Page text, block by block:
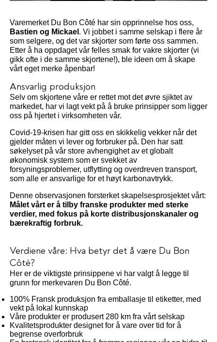
Varemerket Du Bon Côté har sin opprinnelse hos oss,
Bastien og Mickael . Vi jobbet i samme selskap i flere år
som selgere, og det var skjorter som førte oss sammen.
Etter å ha oppdaget vår felles smak for vakre skjorter (vi
gikk ofte i de samme skjortene!), ble ideen om å skape
vårt eget merke åpenbar!
Ansvarlig produksjon
Selv om skjortene våre er rettet mot det øvre sjiktet av
markedet, har vi lagt vekt på å bruke prinsipper som ligger
oss på hjertet i virksomheten vår.
Covid-19-krisen har gitt oss en skikkelig vekker når det
gjelder måten vi lever og forbruker på. Den har satt
søkelyset på vår store avhengighet av et globalt
økonomisk system som er svekket av
forsyningsproblemer, utflytting og overdreven transport,
som alle er ansvarlige for et høyt karbonavtrykk.
Denne observasjonen forsterket skapelsesprosjektet vårt:
Målet vårt er å tilby franske produkter med sterke
verdier, med fokus på korte distribusjonskanaler og
bærekraftig forbruk.
Verdiene våre: Hva betyr det å være Du Bon
Côté?
Her er de viktigste prinsippene vi har valgt å legge til
grunn for merkevaren Du Bon Côté.
100% Fransk produksjon fra emballasje til etiketter, med
vekt på lokal kunnskap
Våre produkter er produsert 280 km fra vårt selskap
Kvalitetsprodukter designet for å vare over tid for å
begrense overforbruk